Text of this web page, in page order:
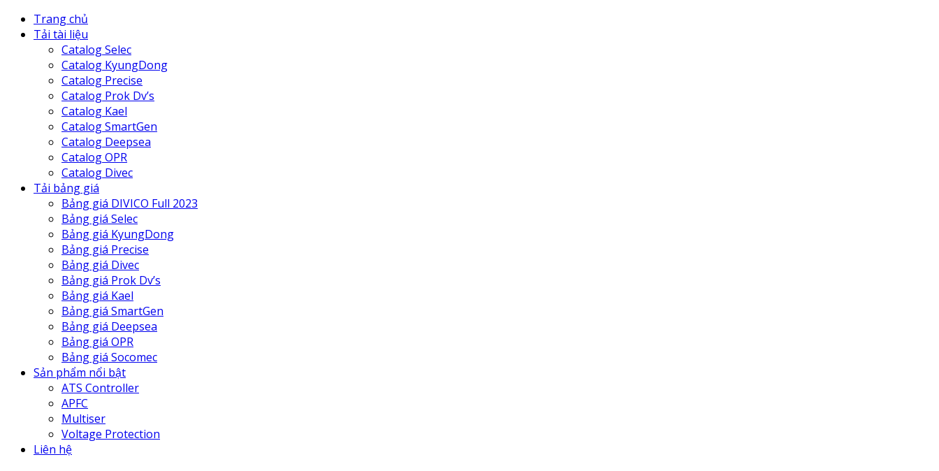
Trang chủ
Tải tài liệu
Catalog Selec
Catalog KyungDong
Catalog Precise
Catalog Prok Dv’s
Catalog Kael
Catalog SmartGen
Catalog Deepsea
Catalog OPR
Catalog Divec
Tải bảng giá
Bảng giá DIVICO Full 2023
Bảng giá Selec
Bảng giá KyungDong
Bảng giá Precise
Bảng giá Divec
Bảng giá Prok Dv’s
Bảng giá Kael
Bảng giá SmartGen
Bảng giá Deepsea
Bảng giá OPR
Bảng giá Socomec
Sản phẩm nổi bật
ATS Controller
APFC
Multiser
Voltage Protection
Liên hệ